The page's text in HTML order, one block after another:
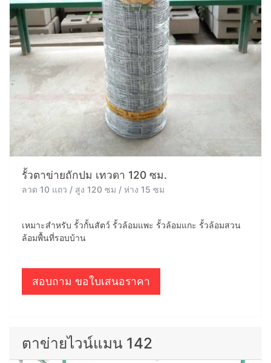
รั้วตาข่ายถักปม เทวดา 120 ซม.
ลวด 10 แถว / สูง 120 ซม / ห่าง 15 ซม
เหมาะสำหรับ รั้วกั้นสัตว์ รั้วล้อมแพะ รั้วล้อมแกะ รั้วล้อมสวน
ล้อมพื้นที่รอบบ้าน
สอบถาม ขอใบเสนอราคา
ตาข่ายไวน์แมน 142